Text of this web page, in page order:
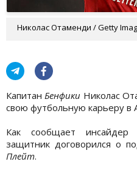
Николас Отаменди / Getty
Капитан Бенфики Николас
свою футбольную карьеру в
Как сообщает инсайдер
защитник договорился о
Плейт.